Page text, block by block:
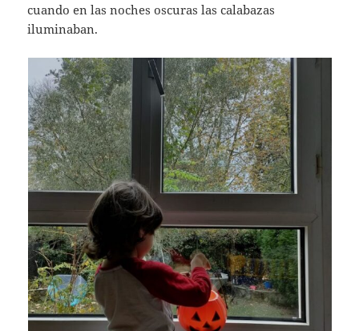
cuando en las noches oscuras las calabazas
iluminaban.